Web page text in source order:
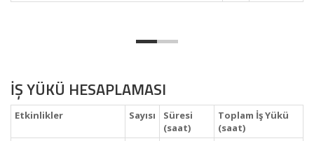
İŞ YÜKÜ HESAPLAMASI
Etkinlikler Sayısı
Süresi
(saat)
Toplam İş Yükü
(saat)